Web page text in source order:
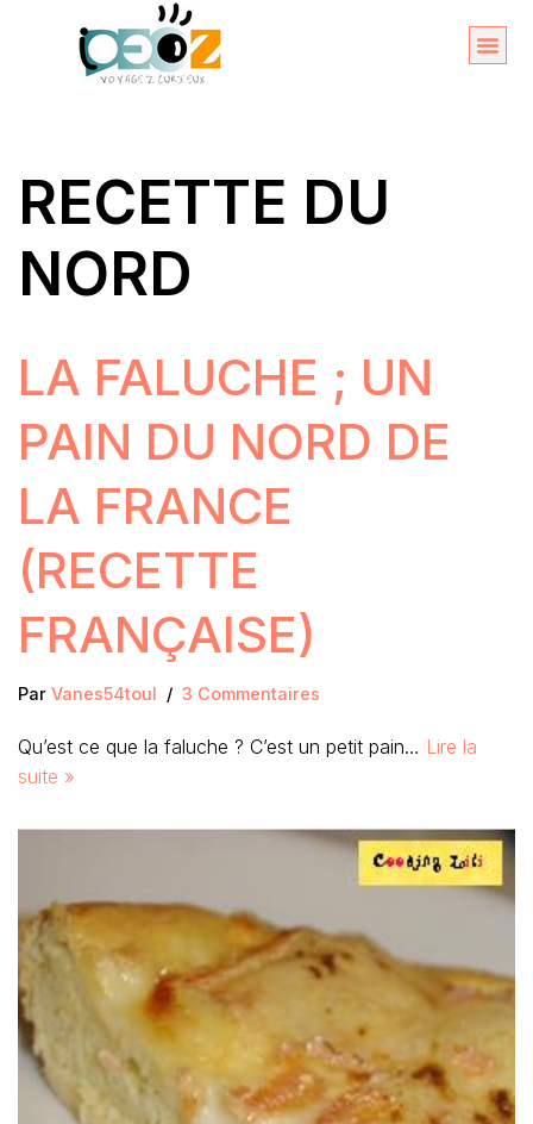
RECETTE DU
NORD
LA FALUCHE ; UN
PAIN DU NORD DE
LA FRANCE
(RECETTE
FRANÇAISE)
Par Vanes54toul 3 Commentaires
Qu’est ce que la faluche ? C’est un petit pain… Lire la
suite »